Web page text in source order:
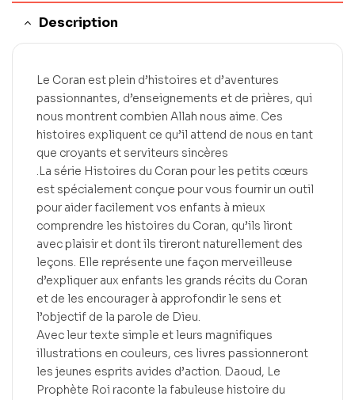
Description
Le Coran est plein d’histoires et d’aventures
passionnantes, d’enseignements et de prières, qui
nous montrent combien Allah nous aime. Ces
histoires expliquent ce qu’il attend de nous en tant
que croyants et serviteurs sincères
.La série Histoires du Coran pour les petits cœurs
est spécialement conçue pour vous fournir un outil
pour aider facilement vos enfants à mieux
comprendre les histoires du Coran, qu’ils liront
avec plaisir et dont ils tireront naturellement des
leçons. Elle représente une façon merveilleuse
d’expliquer aux enfants les grands récits du Coran
et de les encourager à approfondir le sens et
l’objectif de la parole de Dieu.
Avec leur texte simple et leurs magnifiques
illustrations en couleurs, ces livres passionneront
les jeunes esprits avides d’action. Daoud, Le
Prophète Roi raconte la fabuleuse histoire du